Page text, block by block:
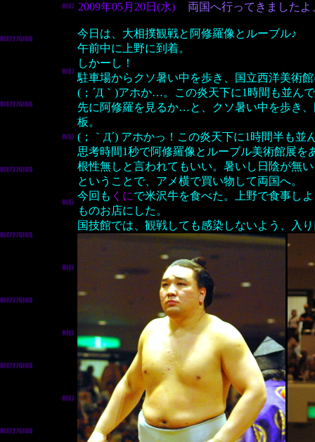
2009年05月20日(水) 両国へ行ってきましたよ
今日は、大相撲観戦と阿修羅像とルーブル♪
午前中に上野に到着。
しかーし！
駐車場からクソ暑い中を歩き、国立西洋美術
(；´Д｀)アホか…。この炎天下に1時間も並ん
先に阿修羅を見るか…と、クソ暑い中を歩き
板。
(；｀Д´) アホかっ！この炎天下に1時間半も並
思考時間1秒で阿修羅像とルーブル美術館展を
根性無しと言われてもいい。暑いし日陰が無
ということで、アメ横で買い物して両国へ。
今回も くにで米沢牛を食べた。上野で食事し
ものお店にした。
国技館では、観戦しても感染しないよう、入